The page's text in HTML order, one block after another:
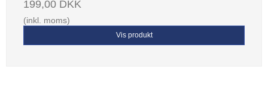
199,00 DKK
(inkl. moms)
Vis produkt